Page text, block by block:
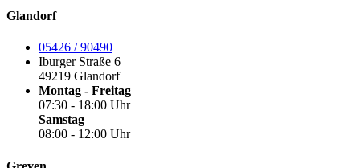
Glandorf
05426 / 90490
Iburger Straße 6
49219 Glandorf
Montag - Freitag
07:30 - 18:00 Uhr
Samstag
08:00 - 12:00 Uhr